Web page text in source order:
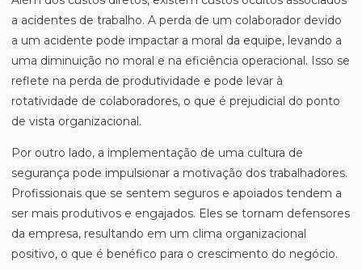
a acidentes de trabalho. A perda de um colaborador devido
a um acidente pode impactar a moral da equipe, levando a
uma diminuição no moral e na eficiência operacional. Isso se
reflete na perda de produtividade e pode levar à
rotatividade de colaboradores, o que é prejudicial do ponto
de vista organizacional.
Por outro lado, a implementação de uma cultura de
segurança pode impulsionar a motivação dos trabalhadores.
Profissionais que se sentem seguros e apoiados tendem a
ser mais produtivos e engajados. Eles se tornam defensores
da empresa, resultando em um clima organizacional
positivo, o que é benéfico para o crescimento do negócio.